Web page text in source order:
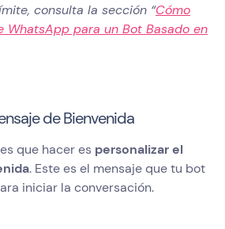
consulta la sección “Cómo
WhatsApp para un Bot Basado en
de Bienvenida
que hacer es personalizar el
. Este es el mensaje que tu bot
iniciar la conversación.